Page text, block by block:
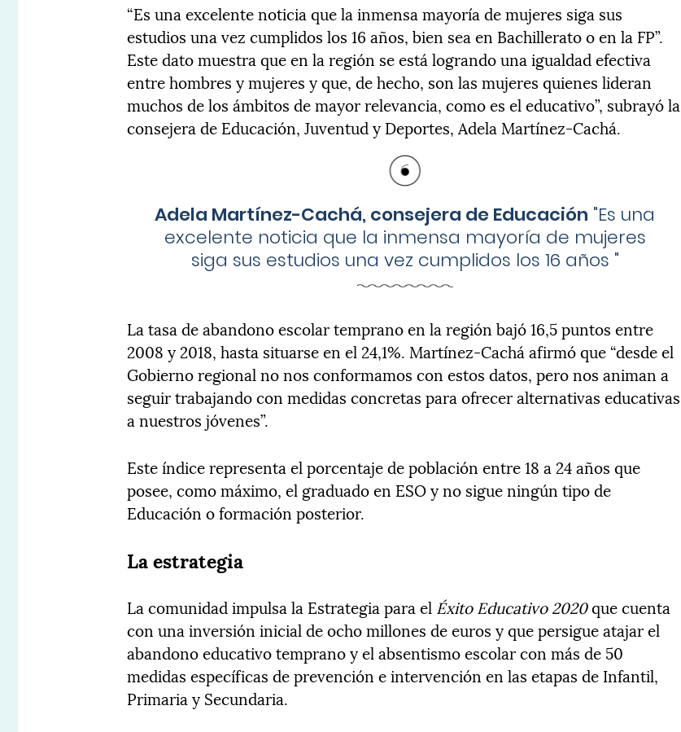
“Es una excelente noticia que la inmensa mayoría de mujeres siga sus
estudios una vez cumplidos los 16 años, bien sea en Bachillerato o en la FP”.
Este dato muestra que en la región se está logrando una igualdad efectiva
entre hombres y mujeres y que, de hecho, son las mujeres quienes lideran
muchos de los ámbitos de mayor relevancia, como es el educativo”, subrayó la
consejera de Educación, Juventud y Deportes, Adela Martínez-Cachá.
Adela Martínez-Cachá, consejera de Educación "Es una
excelente noticia que la inmensa mayoría de mujeres
siga sus estudios una vez cumplidos los 16 años "
La tasa de abandono escolar temprano en la región bajó 16,5 puntos entre
2008 y 2018, hasta situarse en el 24,1%. Martínez-Cachá afirmó que “desde el
Gobierno regional no nos conformamos con estos datos, pero nos animan a
seguir trabajando con medidas concretas para ofrecer alternativas educativas
a nuestros jóvenes”.
Este índice representa el porcentaje de población entre 18 a 24 años que
posee, como máximo, el graduado en ESO y no sigue ningún tipo de
Educación o formación posterior.
La estrategia
La comunidad impulsa la Estrategia para el Éxito Educativo 2020que cuenta
con una inversión inicial de ocho millones de euros y que persigue atajar el
abandono educativo temprano y el absentismo escolar con más de 50
medidas específicas de prevención e intervención en las etapas de Infantil,
Primaria y Secundaria.